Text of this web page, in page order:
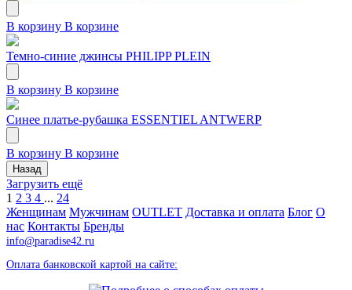
В корзину В корзине
Темно-синие джинсы PHILIPP PLEIN
В корзину В корзине
Синее платье-рубашка ESSENTIEL ANTWERP
В корзину В корзине
Назад
Загрузить ещё
1 2 3 4 ... 24
Женщинам Мужчинам OUTLET Доставка и оплата Блог О
нас Контакты Бренды
info@paradise42.ru
Оплата банковской картой на сайте: